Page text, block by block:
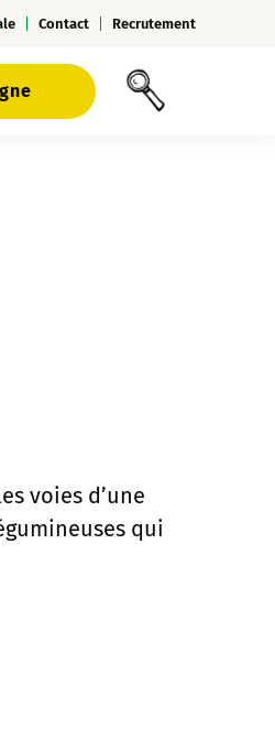
Contact Recrutement
voies d’une
qui